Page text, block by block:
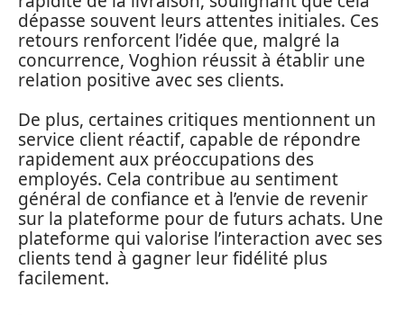
dépasse souvent leurs attentes initiales. Ces
retours renforcent l’idée que, malgré la
concurrence, Voghion réussit à établir une
relation positive avec ses clients.
De plus, certaines critiques mentionnent un
service client réactif, capable de répondre
rapidement aux préoccupations des
employés. Cela contribue au sentiment
général de confiance et à l’envie de revenir
sur la plateforme pour de futurs achats. Une
plateforme qui valorise l’interaction avec ses
clients tend à gagner leur fidélité plus
facilement.